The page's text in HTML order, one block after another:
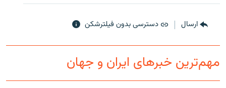
ارسال دسترسی بدون فیلترشکن
مهم‌ترین خبرهای ایران و جهان